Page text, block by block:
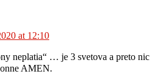
at 12:10
neplatia“ … je 3 svetova a preto nic
AMEN.